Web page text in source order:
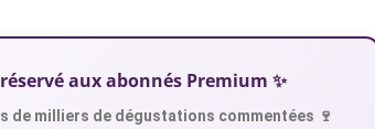
aux abonnés Premium ✨
de milliers de dégustations commentées 🍷